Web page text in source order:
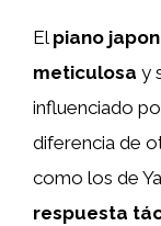
El piano
meticulosa y
influenciado
diferencia de
como los de
respuesta